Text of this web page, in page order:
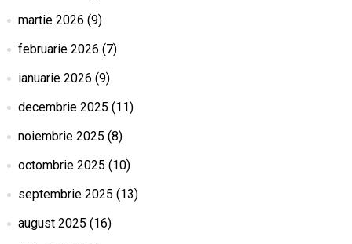
martie 2026 (9)
februarie 2026 (7)
ianuarie 2026 (9)
decembrie 2025 (11)
noiembrie 2025 (8)
octombrie 2025 (10)
septembrie 2025 (13)
august 2025 (16)